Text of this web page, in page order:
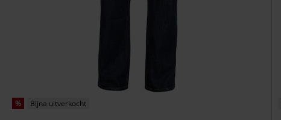
% Bijna uitverkocht